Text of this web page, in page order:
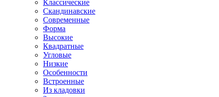
Классические
Скандинавские
Современные
Форма
Высокие
Квадратные
Угловые
Низкие
Особенности
Встроенные
Из кладовки